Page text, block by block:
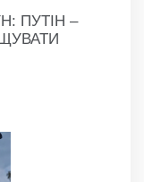
ПУТІН –